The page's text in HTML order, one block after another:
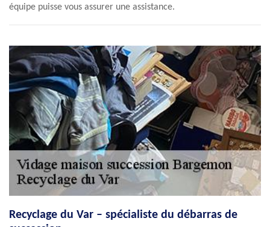
équipe puisse vous assurer une assistance.
Recyclage du Var – spécialiste du débarras de